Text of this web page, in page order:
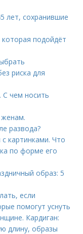
лет, сохранившие
подойдёт
риска для
С чем носить
развода?
картинками. Что
по форме его
образ: 5
если
помогут уснуть
Кардиган:
длину, образы